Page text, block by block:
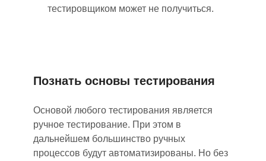
тестировщиком может не получиться.
Познать основы тестирования
Основой любого тестирования является
ручное тестирование. При этом в
дальнейшем большинство ручных
процессов будут автоматизированы. Но без